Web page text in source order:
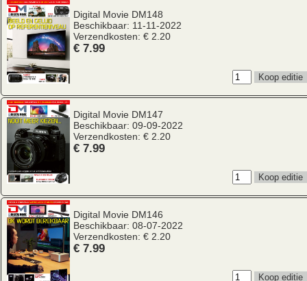
Digital Movie DM148
Beschikbaar: 11-11-2022
Verzendkosten: € 2.20
€ 7.99
Digital Movie DM147
Beschikbaar: 09-09-2022
Verzendkosten: € 2.20
€ 7.99
Digital Movie DM146
Beschikbaar: 08-07-2022
Verzendkosten: € 2.20
€ 7.99